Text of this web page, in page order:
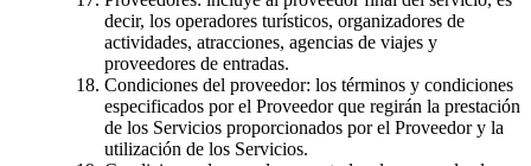
decir, los operadores turísticos, organizadores de
actividades, atracciones, agencias de viajes y
proveedores de entradas.
Condiciones del proveedor: los términos y condiciones
especificados por el Proveedor que regirán la prestación
de los Servicios proporcionados por el Proveedor y la
utilización de los Servicios.